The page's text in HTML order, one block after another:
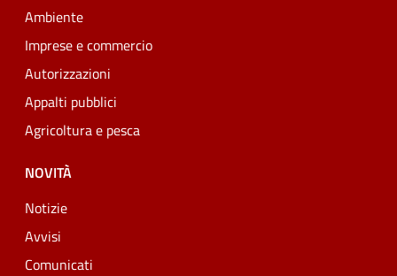
Ambiente
Imprese e commercio
Autorizzazioni
Appalti pubblici
Agricoltura e pesca
NOVITÀ
Notizie
Avvisi
Comunicati